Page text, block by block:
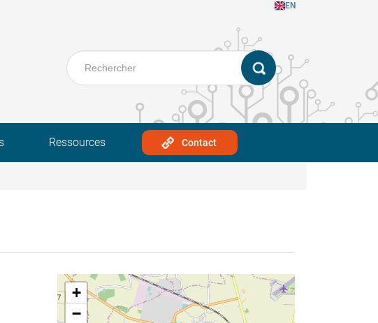
EN
Ressources Contact
+
−